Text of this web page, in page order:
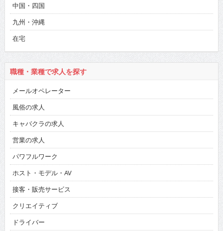
中国・四国
九州・沖縄
在宅
職種・業種で求人を探す
メールオペレーター
風俗の求人
キャバクラの求人
営業の求人
パワフルワーク
ホスト・モデル・AV
接客・販売サービス
クリエイティブ
ドライバー